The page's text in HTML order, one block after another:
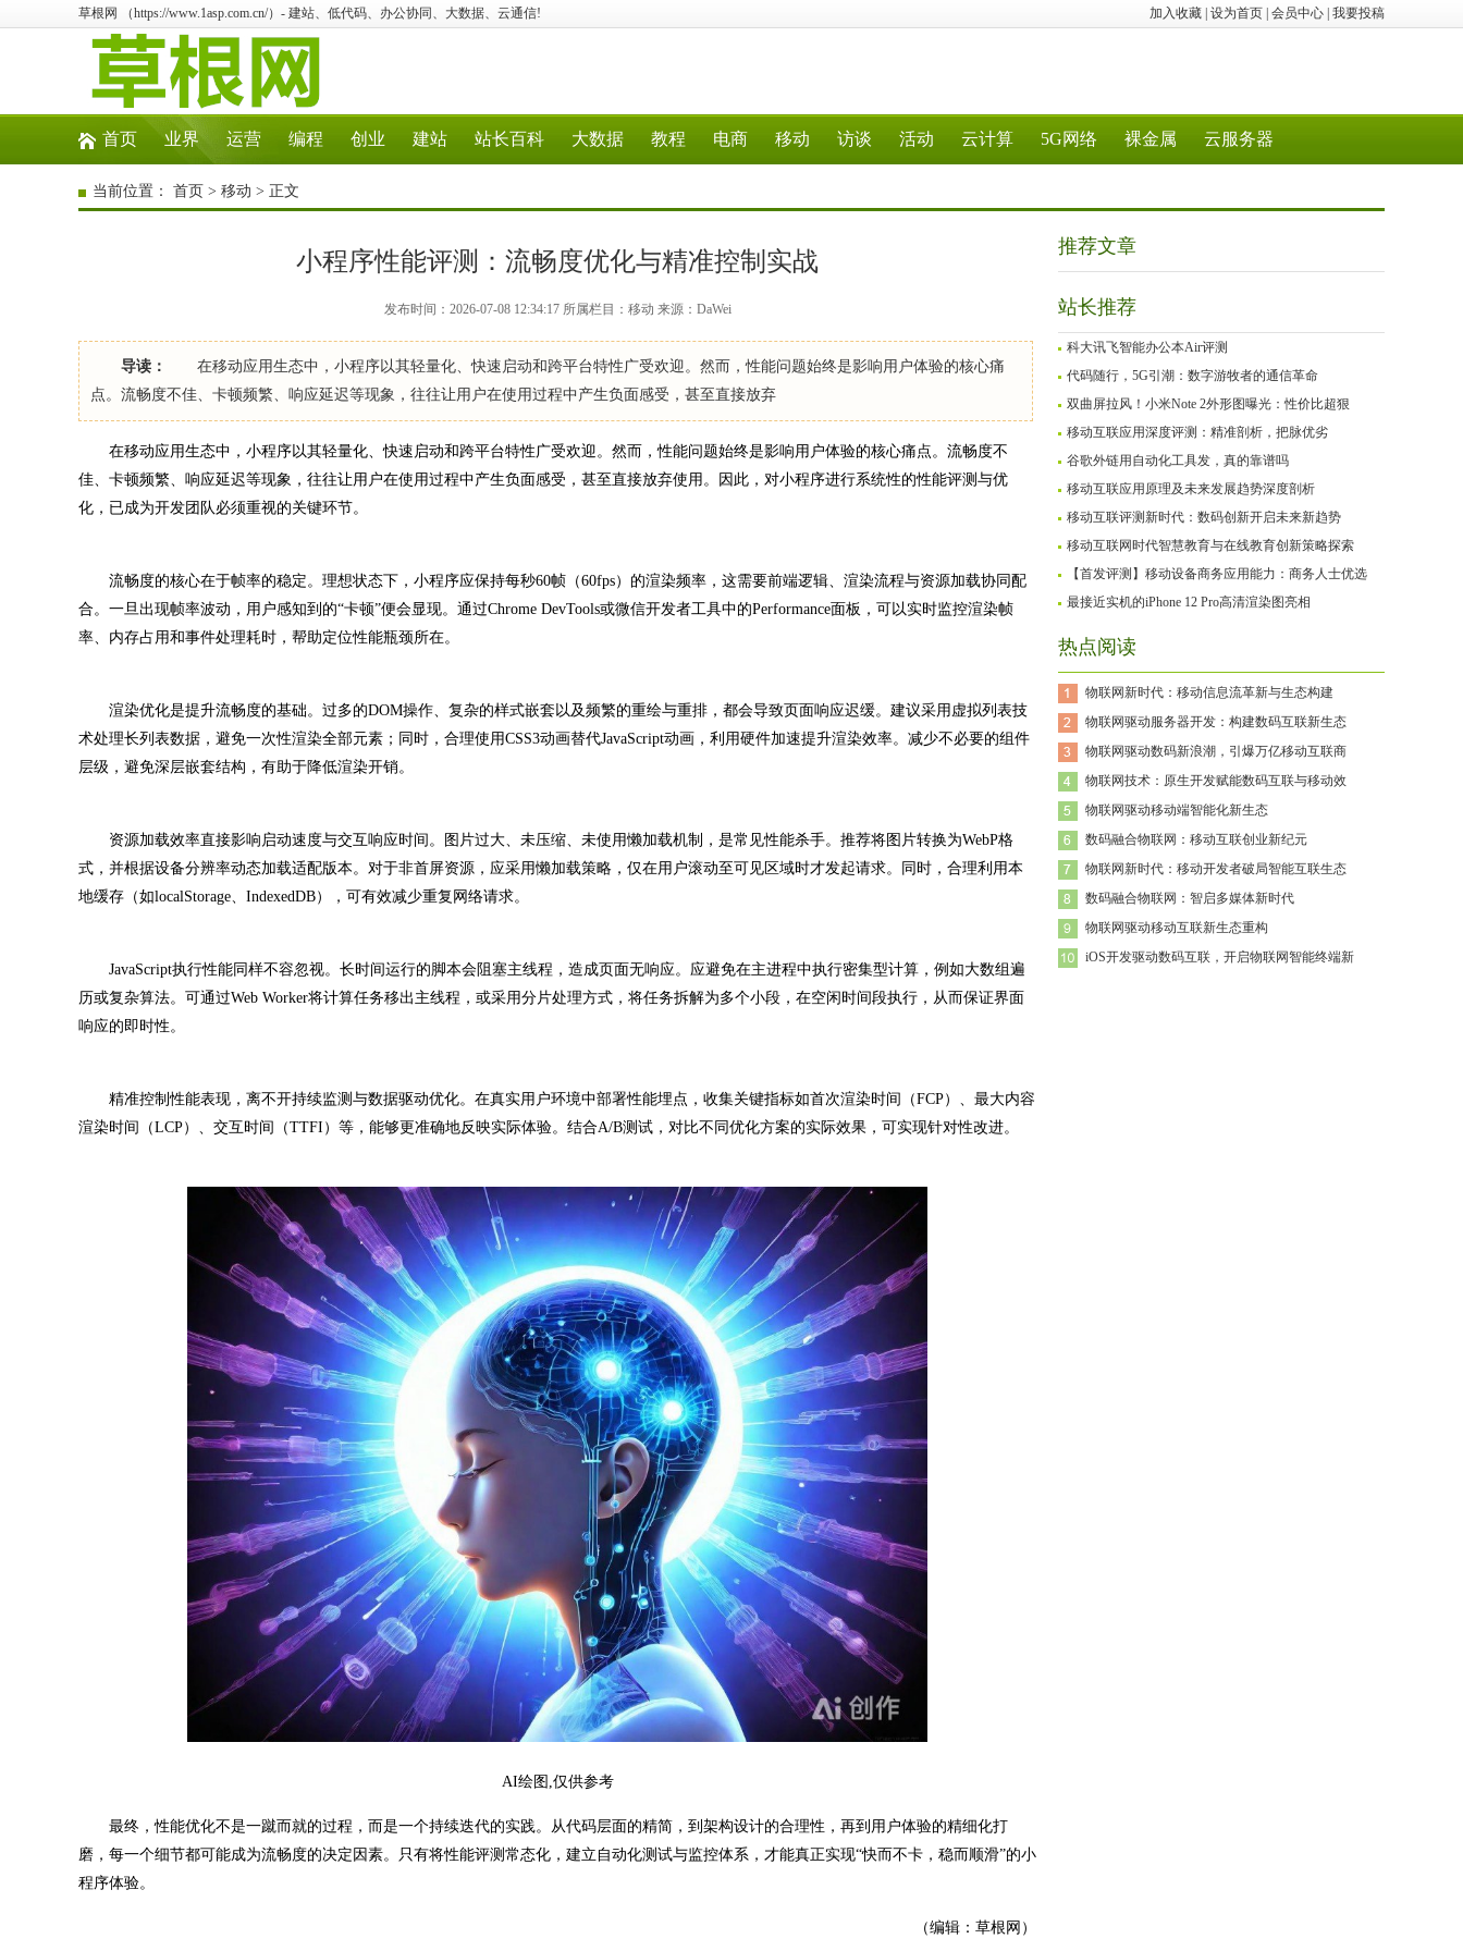
加入收藏 设为首页 会员中心 我要投稿
草根网 （https://www.1asp.com.cn/）- 建站、低代码、办公协同、大数据、云通信!
首页 业界 运营 编程 创业 建站 站长百科 大数据 教程 电商 移动 访谈 活动 云计算 5G网络 裸金属 云服务器
当前位置： 首页 > 移动 > 正文
小程序性能评测：流畅度优化与精准控制实战
发布时间：2026-07-08 12:34:17 所属栏目：移动 来源：DaWei
导读：
在移动应用生态中，小程序以其轻量化、快速启动和跨平台特性广受欢迎。然而，性能问题始终是影响用户体验的核心痛
点。流畅度不佳、卡顿频繁、响应延迟等现象，往往让用户在使用过程中产生负面感受，甚至直接放弃
在移动应用生态中，小程序以其轻量化、快速启动和跨平台特性广受欢迎。然而，性能问题始终是影响用户体验的核心痛点。流畅度不
佳、卡顿频繁、响应延迟等现象，往往让用户在使用过程中产生负面感受，甚至直接放弃使用。因此，对小程序进行系统性的性能评测与优
化，已成为开发团队必须重视的关键环节。
流畅度的核心在于帧率的稳定。理想状态下，小程序应保持每秒60帧（60fps）的渲染频率，这需要前端逻辑、渲染流程与资源加载协同配
合。一旦出现帧率波动，用户感知到的“卡顿”便会显现。通过Chrome DevTools或微信开发者工具中的Performance面板，可以实时监控渲染帧
率、内存占用和事件处理耗时，帮助定位性能瓶颈所在。
渲染优化是提升流畅度的基础。过多的DOM操作、复杂的样式嵌套以及频繁的重绘与重排，都会导致页面响应迟缓。建议采用虚拟列表技
术处理长列表数据，避免一次性渲染全部元素；同时，合理使用CSS3动画替代JavaScript动画，利用硬件加速提升渲染效率。减少不必要的组件
层级，避免深层嵌套结构，有助于降低渲染开销。
资源加载效率直接影响启动速度与交互响应时间。图片过大、未压缩、未使用懒加载机制，是常见性能杀手。推荐将图片转换为WebP格
式，并根据设备分辨率动态加载适配版本。对于非首屏资源，应采用懒加载策略，仅在用户滚动至可见区域时才发起请求。同时，合理利用本
地缓存（如localStorage、IndexedDB），可有效减少重复网络请求。
JavaScript执行性能同样不容忽视。长时间运行的脚本会阻塞主线程，造成页面无响应。应避免在主进程中执行密集型计算，例如大数组遍
历或复杂算法。可通过Web Worker将计算任务移出主线程，或采用分片处理方式，将任务拆解为多个小段，在空闲时间段执行，从而保证界面
响应的即时性。
精准控制性能表现，离不开持续监测与数据驱动优化。在真实用户环境中部署性能埋点，收集关键指标如首次渲染时间（FCP）、最大内容
渲染时间（LCP）、交互时间（TTFI）等，能够更准确地反映实际体验。结合A/B测试，对比不同优化方案的实际效果，可实现针对性改进。
AI绘图,仅供参考
最终，性能优化不是一蹴而就的过程，而是一个持续迭代的实践。从代码层面的精简，到架构设计的合理性，再到用户体验的精细化打
磨，每一个细节都可能成为流畅度的决定因素。只有将性能评测常态化，建立自动化测试与监控体系，才能真正实现“快而不卡，稳而顺滑”的小
程序体验。
（编辑：草根网）
推荐文章
站长推荐
科大讯飞智能办公本Air评测
代码随行，5G引潮：数字游牧者的通信革命
双曲屏拉风！小米Note 2外形图曝光：性价比超狠
移动互联应用深度评测：精准剖析，把脉优劣
谷歌外链用自动化工具发，真的靠谱吗
移动互联应用原理及未来发展趋势深度剖析
移动互联评测新时代：数码创新开启未来新趋势
移动互联网时代智慧教育与在线教育创新策略探索
【首发评测】移动设备商务应用能力：商务人士优选
最接近实机的iPhone 12 Pro高清渲染图亮相
热点阅读
物联网新时代：移动信息流革新与生态构建
物联网驱动服务器开发：构建数码互联新生态
物联网驱动数码新浪潮，引爆万亿移动互联商
物联网技术：原生开发赋能数码互联与移动效
物联网驱动移动端智能化新生态
数码融合物联网：移动互联创业新纪元
物联网新时代：移动开发者破局智能互联生态
数码融合物联网：智启多媒体新时代
物联网驱动移动互联新生态重构
iOS开发驱动数码互联，开启物联网智能终端新